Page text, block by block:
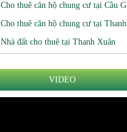
Cho thuê căn hộ chung cư tại Cầu Giấy
Cho thuê căn hộ chung cư tại Thanh Xuân
Nhà đất cho thuê tại Thanh Xuân
VIDEO